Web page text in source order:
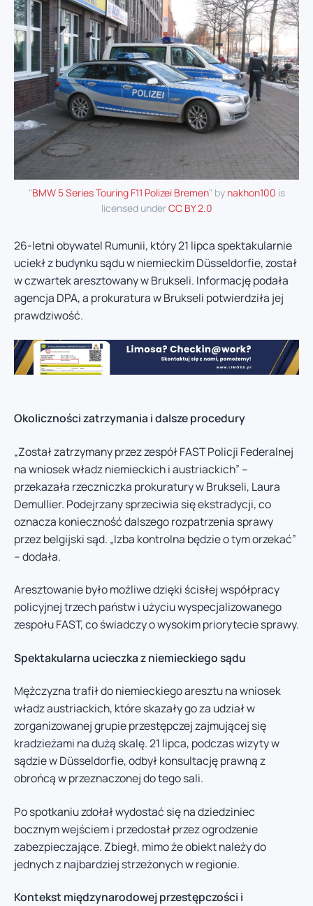
"BMW 5 Series Touring F11 Polizei Bremen" by nakhon100 is
licensed underCC BY 2.0
26-letni obywatel Rumunii, który 21 lipca spektakularnie
uciekł z budynku sądu w niemieckim Düsseldorfie, został
w czwartek aresztowany w Brukseli. Informację podała
agencja DPA, a prokuratura w Brukseli potwierdziła jej
prawdziwość.
Okoliczności zatrzymania i dalsze procedury
„Został zatrzymany przez zespół FAST Policji Federalnej
na wniosek władz niemieckich i austriackich” –
przekazała rzeczniczka prokuratury w Brukseli, Laura
Demullier. Podejrzany sprzeciwia się ekstradycji, co
oznacza konieczność dalszego rozpatrzenia sprawy
przez belgijski sąd. „Izba kontrolna będzie o tym orzekać”
– dodała.
Aresztowanie było możliwe dzięki ścisłej współpracy
policyjnej trzech państw i użyciu wyspecjalizowanego
zespołu FAST, co świadczy o wysokim priorytecie sprawy.
Spektakularna ucieczka z niemieckiego sądu
Mężczyzna trafił do niemieckiego aresztu na wniosek
władz austriackich, które skazały go za udział w
zorganizowanej grupie przestępczej zajmującej się
kradzieżami na dużą skalę. 21 lipca, podczas wizyty w
sądzie w Düsseldorfie, odbył konsultację prawną z
obrońcą w przeznaczonej do tego sali.
Po spotkaniu zdołał wydostać się na dziedziniec
bocznym wejściem i przedostał przez ogrodzenie
zabezpieczające. Zbiegł, mimo że obiekt należy do
jednych z najbardziej strzeżonych w regionie.
Kontekst międzynarodowej przestępczości i